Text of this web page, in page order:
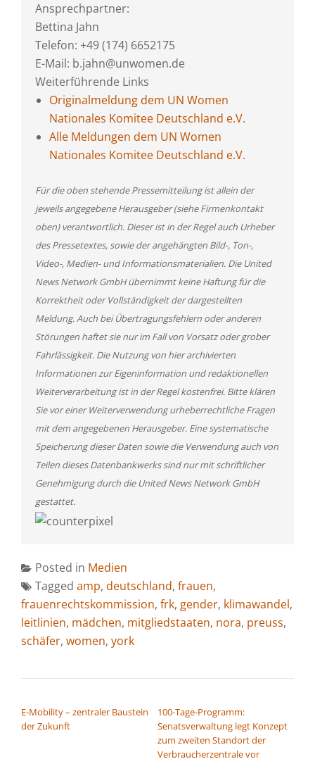
Ansprechpartner:
Bettina Jahn
Telefon: +49 (174) 6652175
E-Mail: b.jahn@unwomen.de
Weiterführende Links
Originalmeldung dem UN Women
Nationales Komitee Deutschland e.V.
Alle Meldungen dem UN Women
Nationales Komitee Deutschland e.V.
Für die oben stehende Pressemitteilung ist allein der
jeweils angegebene Herausgeber (siehe Firmenkontakt
oben) verantwortlich. Dieser ist in der Regel auch Urheber
des Pressetextes, sowie der angehängten Bild-, Ton-,
Video-, Medien- und Informationsmaterialien. Die United
News Network GmbH übernimmt keine Haftung für die
Korrektheit oder Vollständigkeit der dargestellten
Meldung. Auch bei Übertragungsfehlern oder anderen
Störungen haftet sie nur im Fall von Vorsatz oder grober
Fahrlässigkeit. Die Nutzung von hier archivierten
Informationen zur Eigeninformation und redaktionellen
Weiterverarbeitung ist in der Regel kostenfrei. Bitte klären
Sie vor einer Weiterverwendung urheberrechtliche Fragen
mit dem angegebenen Herausgeber. Eine systematische
Speicherung dieser Daten sowie die Verwendung auch von
Teilen dieses Datenbankwerks sind nur mit schriftlicher
Genehmigung durch die United News Network GmbH
gestattet.
Posted in Medien
Tagged amp, deutschland, frauen,
frauenrechtskommission, frk, gender, klimawandel,
leitlinien, mädchen, mitgliedstaaten, nora, preuss,
schäfer, women, york
E-Mobility – zentraler Baustein
der Zukunft
100-Tage-Programm:
Senatsverwaltung legt Konzept
zum zweiten Standort der
Verbraucherzentrale vor